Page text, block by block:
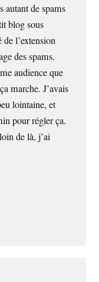
autant de spams
blog sous
l’extension
des spams.
audience que
marche. J’avais
lointaine, et
pour régler ça.
de là, j’ai